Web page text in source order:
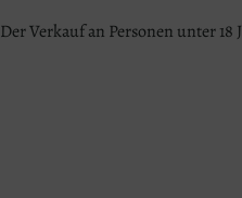
Der Verkauf an Personen unter